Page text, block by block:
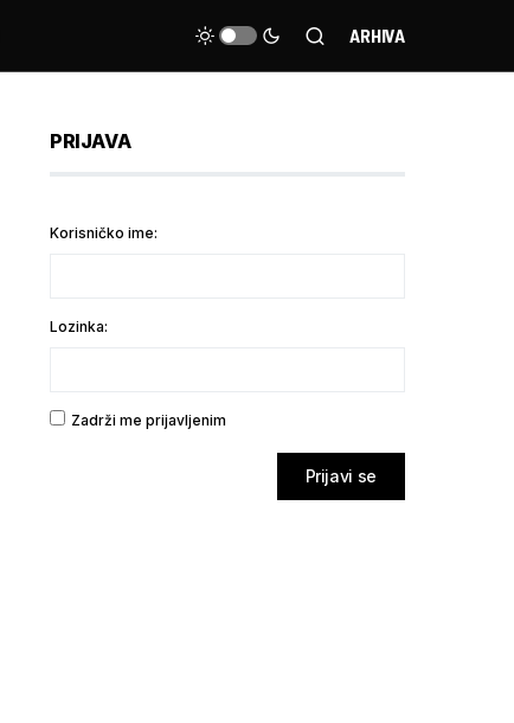
ARHIVA
PRIJAVA
Korisničko ime:
Lozinka:
Zadrži me prijavljenim
Prijavi se